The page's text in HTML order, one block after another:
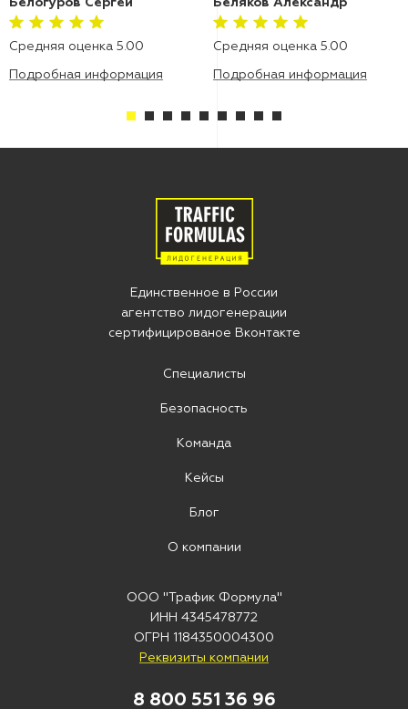
Белогуров Сергей
Средняя оценка 5.00
Подробная информация
Беляков Александр
Средняя оценка 5.00
Подробная информация
Единственное в Росcии
агентство лидогенерации
сертифицированое Вконтакте
Специалисты
Безопасность
Команда
Кейсы
Блог
О компании
ООО "Трафик Формула"
ИНН 4345478772
ОГРН 1184350004300
Реквизиты компании
8 800 551 36 96